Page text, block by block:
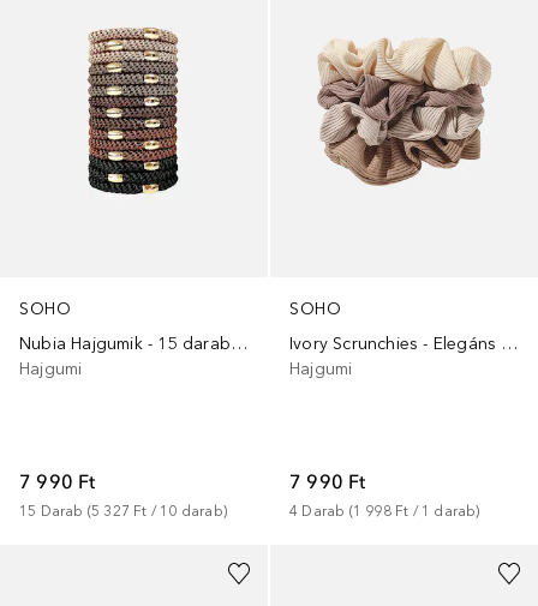
SOHO
Nubia Hajgumik - 15 darabos készlet
Hajgumi
7 990 Ft
15 Darab (5 327 Ft / 10 darab)
SOHO
Ivory Scrunchies - Elegáns hajgumik
Hajgumi
7 990 Ft
4 Darab (1 998 Ft / 1 darab)
+5